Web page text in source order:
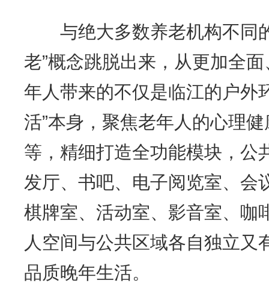
与绝大多数养老机构不同
老”概念跳脱出来，从更加全
年人带来的不仅是临江的户外
活”本身，聚焦老年人的心理
等，精细打造全功能模块，公
发厅、书吧、电子阅览室、会
棋牌室、活动室、影音室、咖
人空间与公共区域各自独立又
品质晚年生活。